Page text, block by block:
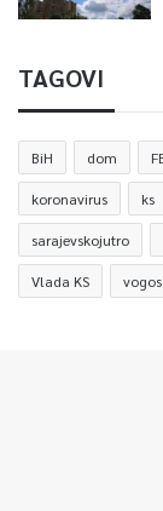
TAGOVI
BiH dom
koronavirus ks
sarajevskojutro
Vlada KS